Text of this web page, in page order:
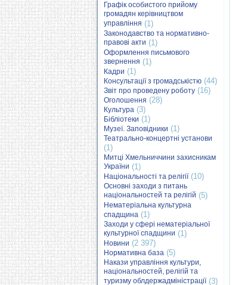
Графік особистого прийому
громадян керівництвом
управління (1)
Законодавство та нормативно-
правові акти (1)
Оформлення письмового
звернення (1)
Кадри (1)
Консультації з громадськістю (44)
Звіт про проведену роботу (16)
Оголошення (28)
Культура (3)
Бібліотеки (1)
Музеї. Заповідники (1)
Театрально-концертні установи
(1)
Митці Хмельниччини захисникам
України (1)
Національності та релігії(10)
Основні заходи з питань
національностей та релігій (5)
Нематеріальна культурна
спадщина (1)
Заходи у сфері нематеріальної
культурної спадщини (1)
Новини (2 397)
Нормативна база (5)
Накази управління культури,
національностей, релігій та
туризму облдержадміністрації(3)